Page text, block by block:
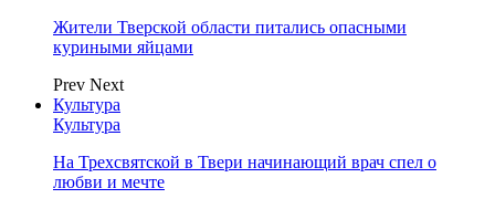
Жители Тверской области питались опасными
куриными яйцами
Prev Next
Культура
Культура
На Трехсвятской в Твери начинающий врач спел о
любви и мечте